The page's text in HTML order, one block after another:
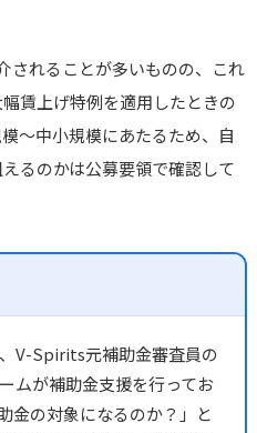
されることが多いものの、これ
賃上げ特例を適用したときの
～中小規模にあたるため、自
るのかは公募要領で確認して
V-Spirits元補助金審査員の
ムが補助金支援を行ってお
金の対象になるのか？」と